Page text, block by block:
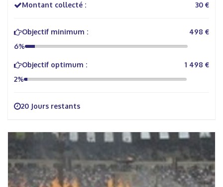
Montant collecté : 30 €
Objectif minimum :
498 €
6%
Objectif optimum :
1 498 €
2%
20 Jours restants